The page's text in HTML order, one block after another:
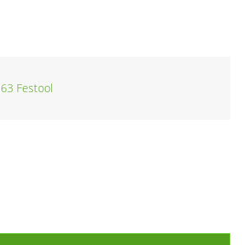
Festool